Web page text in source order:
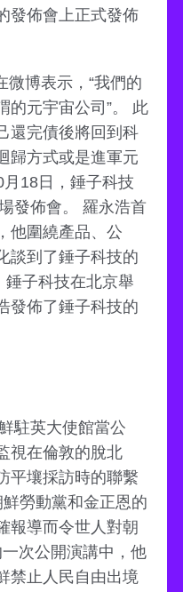
發佈會上正式發佈
微博表示，“我們的
的元宇宙公司”。 此
還完債後將回到科
歸方式或是進軍元
18日，錘子科技
發佈會。 羅永浩首
他圍繞產品、公
談到了錘子科技的
子科技在北京舉
發佈了錘子科技的
駐英大使館當公
視在倫敦的脫北
平壤採訪時的聯繫
勞動黨和金正恩的
報導而令世人對朝
次公開演講中，他
禁止人民自由出境